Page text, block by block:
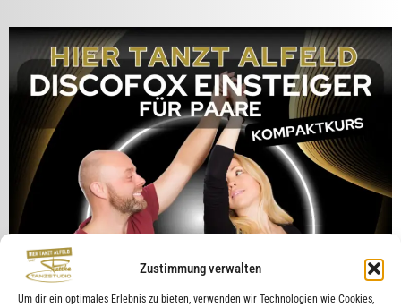
Zustimmung verwalten
Um dir ein optimales Erlebnis zu bieten, verwenden wir Technologien wie Cookies,